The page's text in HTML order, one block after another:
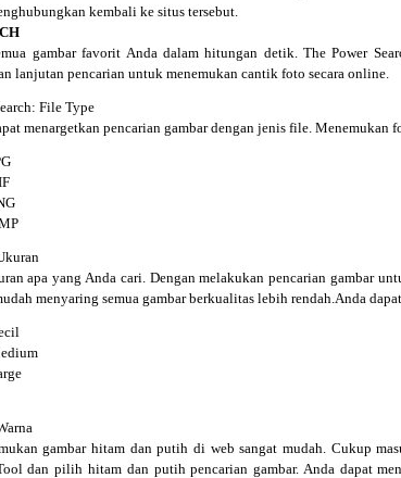
kembali ke situs tersebut.
gambar favorit Anda dalam hitungan detik. The Power
lanjutan pencarian untuk menemukan cantik foto secara online.
File Type
menargetkan pencarian gambar dengan jenis file. Menemukan
apa yang Anda cari. Dengan melakukan pencarian gambar
menyaring semua gambar berkualitas lebih rendah.Anda
gambar hitam dan putih di web sangat mudah. Cukup
dan pilih hitam dan putih pencarian gambar. Anda dapat